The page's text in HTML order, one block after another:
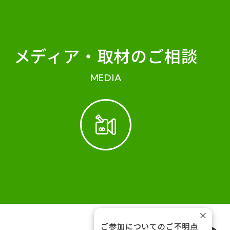
メディア・ 取材のご相談
MEDIA
ご参加についてのご不明点
×